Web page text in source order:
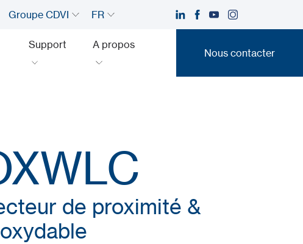
Groupe CDVI FR
Support A propos
Nous contacter
de proximité &